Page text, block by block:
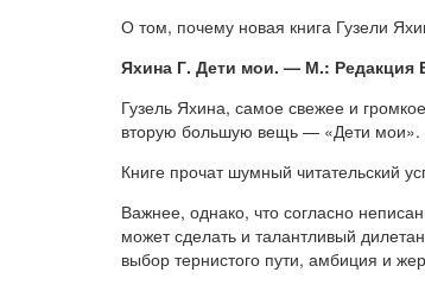
О том, почему новая книга Гузели
Яхина Г. Дети мои. — М.: Редакция
Гузель Яхина, самое свежее и
вторую большую вещь — «Дети мои».
Книге прочат шумный читательский
Важнее, однако, что согласно
может сделать и талантливый
выбор тернистого пути, амбиция и